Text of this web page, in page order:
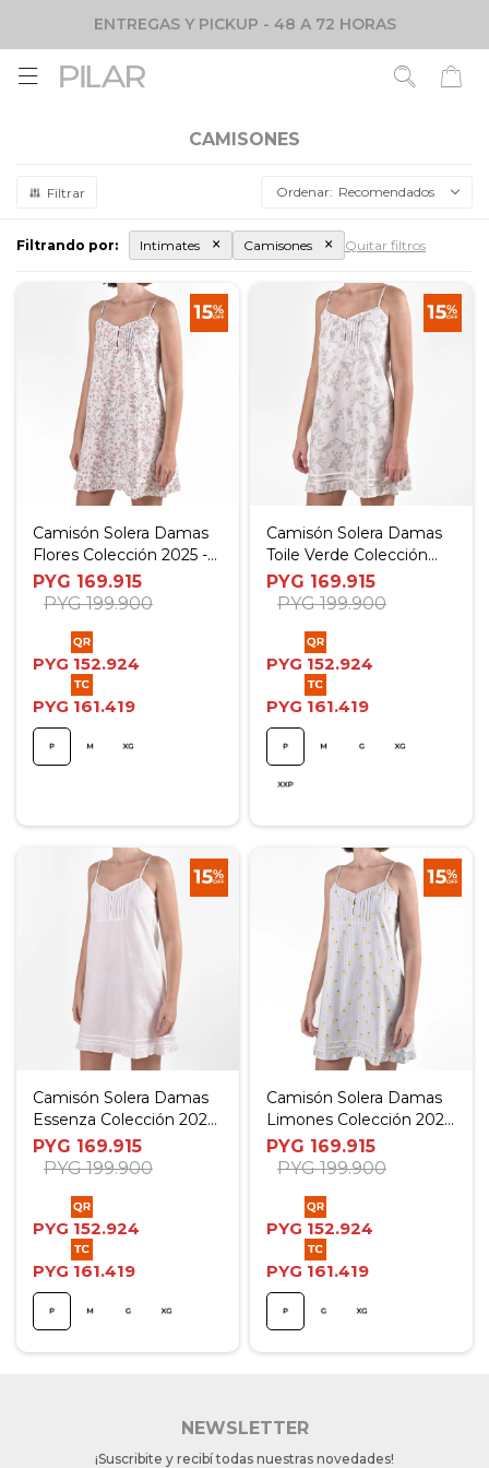
ENTREGAS Y PICKUP - 48 A 72 HORAS

CAMISONES
Recomendados
Filtrando por: Intimates Camisones Quitar filtros
Camisón Solera Damas
Flores Colección 2025 -
P
PYG 169.915
PYG 199.900
PYG 152.924
PYG 161.419
Camisón Solera Damas
Toile Verde Colección
2025 - P
PYG 169.915
PYG 199.900
PYG 152.924
PYG 161.419
Camisón Solera Damas
Essenza Colección 2025
- P
PYG 169.915
PYG 199.900
PYG 152.924
PYG 161.419
Camisón Solera Damas
Limones Colección 2025
- P
PYG 169.915
PYG 199.900
PYG 152.924
PYG 161.419
NEWSLETTER
¡Suscribite y recibí todas nuestras novedades!